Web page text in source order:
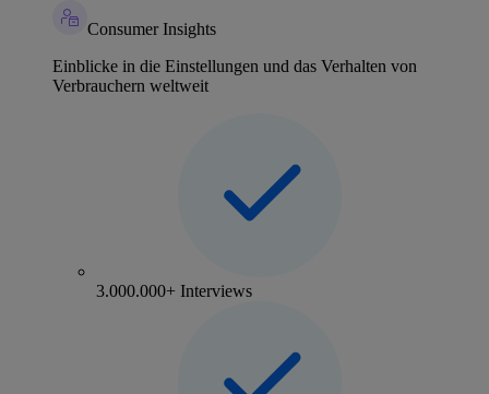
Consumer Insights
Einblicke in die Einstellungen und das Verhalten von
Verbrauchern weltweit
3.000.000+ Interviews